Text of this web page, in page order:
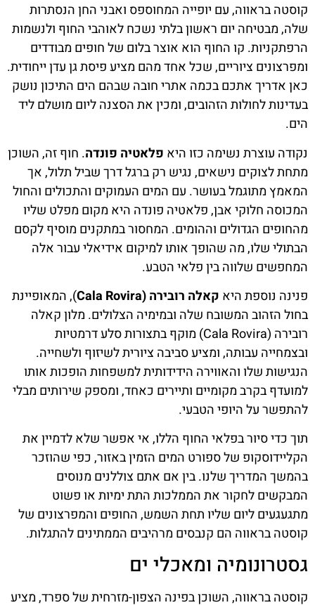
קוסטה בראווה, עם יופייה המחוספס ואבני החן הנסתרות
שלה, מבטיחה יום ראשון בלתי נשכח לאוהבי החוף ולנשמות
הרפתקניות. קו החוף הוא אוצר בלום של חופים מבודדים
ומפרצונים ציוריים, שכל אחד מהם מציע פיסת גן עדן ייחודית.
כאן אדריך אתכם בכמה אתרי חובה שבהם הים התיכון נושק
בעדינות לחולות הזהובים, ומכין את הסצנה ליום מושלם ליד
הים.
נקודה עוצרת נשימה כזו היא פלאטיה פונדה. חוף זה, השוכן
מתחת לצוקים נישאים, נגיש רק ברגל דרך שביל תלול, אך
המאמץ מתוגמל בעושר. עם המים העמוקים והתכולים והחול
המכוסה חלוקי אבן, פלאטיה פונדה היא מקום מפלט שליו
מהחופים הגדולים וההומים. המחסור במתקנים מוסיף לקסם
הבתולי שלו, מה שהופך אותו למיקום אידיאלי עבור אלה
המחפשים שלווה בין פלאי הטבע.
פנינה נוספת היא קאלה רובירה (Cala Rovira
), המאופיינת
בחול הזהוב המשובח שלה ובמימיה הצלולים. מלון קאלה
רובירה (Cala Rovira) מוקף בתצורות סלע דרמטיות
ובצמחייה עבותה, ומציע סביבה ציורית לשיזוף ולשחייה.
הנגישות שלו והאווירה הידידותית למשפחות הופכות אותו
למועדף בקרב מקומיים ותיירים כאחד, ומספק שירותים מבלי
להתפשר על היופי הטבעי.
תוך כדי סיור בפלאי החוף הללו, אי אפשר שלא לדמיין את
הקליידוסקופ של ספורט המים הזמין באזור, כפי שהוזכר
בהמשך המדריך שלנו. בין אם אתם צוללנים מנוסים
המבקשים לחקור את הממלכות התת ימיות או פשוט
מתגעגעים ליום שליו תחת השמש, החופים והמפרצונים של
קוסטה בראווה הם קנבסים מרהיבים הממתינים להתגלות.
גסטרונומיה ומאכלי ים
קוסטה בראווה, השוכן בפינה הצפון-מזרחית של ספרד, מציע